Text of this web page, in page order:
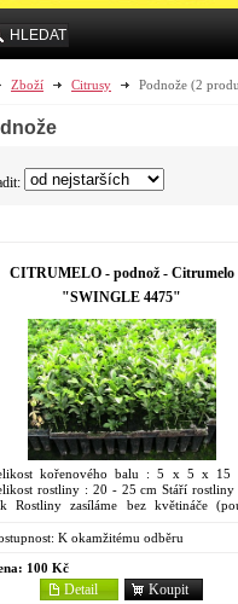
Zboží Citrusy Podnože (2
CITRUMELO - podnož - Citrumelo
"SWINGLE 4475"
kořenového balu : 5 x 5 x 15
rostliny : 20 - 25 cm Stáří
Rostliny zasíláme bez květináče
K okamžitému odběru
100 Kč
Koupit
Detail
HLEDAT